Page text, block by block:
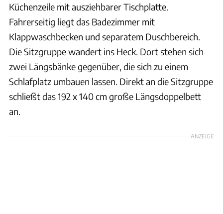
Küchenzeile mit ausziehbarer Tischplatte.
Fahrerseitig liegt das Badezimmer mit
Klappwaschbecken und separatem Duschbereich.
Die Sitzgruppe wandert ins Heck. Dort stehen sich
zwei Längsbänke gegenüber, die sich zu einem
Schlafplatz umbauen lassen. Direkt an die Sitzgruppe
schließt das 192 x 140 cm große Längsdoppelbett
an.
ANZEIGE